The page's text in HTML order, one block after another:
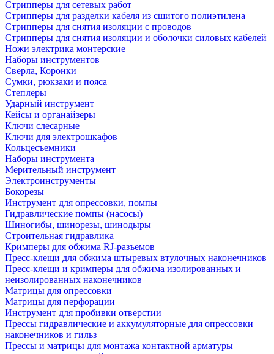
Стрипперы для сетевых работ
Стрипперы для разделки кабеля из сшитого полиэтилена
Cтрипперы для снятия изоляции с проводов
Стрипперы для снятия изоляции и оболочки силовых кабелей
Ножи электрика монтерские
Наборы инструментов
Сверла, Коронки
Сумки, рюкзаки и пояса
Степлеры
Ударный инструмент
Кейсы и органайзеры
Ключи слесарные
Ключи для электрошкафов
Кольцесъемники
Наборы инструмента
Мерительный инструмент
Электроинструменты
Бокорезы
Инструмент для опрессовки, помпы
Гидравлические помпы (насосы)
Шиногибы, шинорезы, шинодыры
Строительная гидравлика
Кримперы для обжима RJ-разъемов
Пресс-клещи для обжима штыревых втулочных наконечников
Пресс-клещи и кримперы для обжима изолированных и
неизолированных наконечников
Матрицы для опрессовки
Матрицы для перфорации
Инструмент для пробивки отверстии
Прессы гидравлические и аккумуляторные для опрессовки
наконечников и гильз
Прессы и матрицы для монтажа контактной арматуры